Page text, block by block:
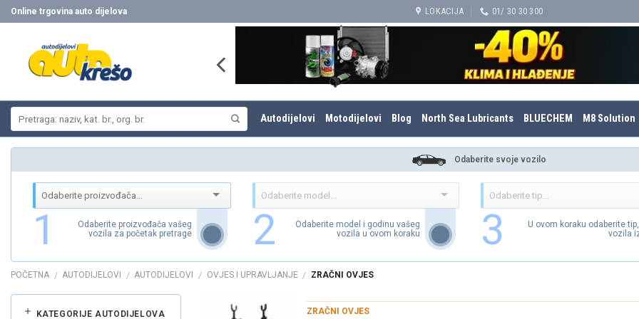
Skip
to
Online trgovina auto dijelova LOKACIJA 01/ 30 30 300
Autodijelovi Motodijelovi Blog North Sea Lubricants BLUECHEM M8 Solution
Odaberite svoje vozilo
1
Odaberite proizvođača vašeg
vozila za početak pretrage
2
Odaberite model i godinu vašeg
vozila u ovom koraku
3
U ovom koraku odaberite
vozila
POČETNA / AUTODIJELOVI / AUTODIJELOVI / OVJES I UPRAVLJANJE / ZRAČNI OVJES
KATEGORIJE AUTODIJELOVA ZRAČNI OVJES